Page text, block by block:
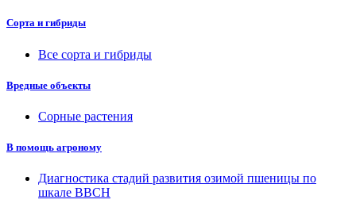
Сорта и гибриды
Все сорта и гибриды
Вредные объекты
Сорные растения
В помощь агроному
Диагностика стадий развития озимой пшеницы по
шкале ВВСН